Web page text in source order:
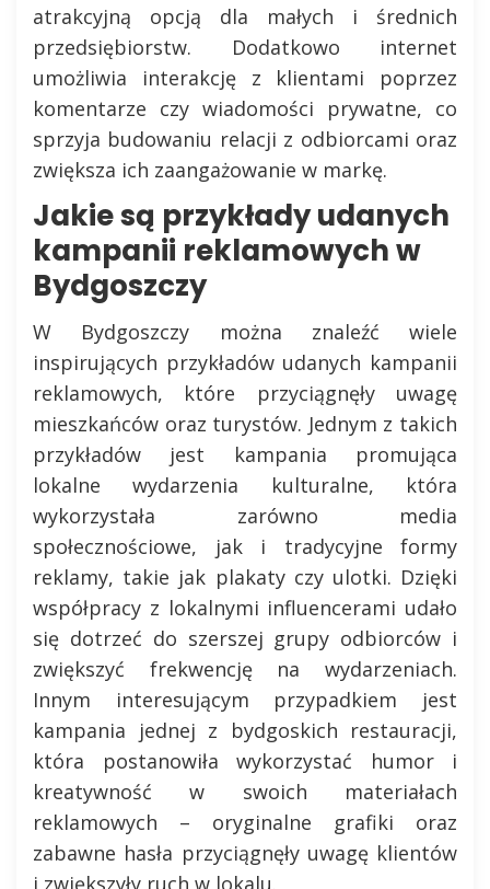
atrakcyjną opcją dla małych i średnich
przedsiębiorstw. Dodatkowo internet
umożliwia interakcję z klientami poprzez
komentarze czy wiadomości prywatne, co
sprzyja budowaniu relacji z odbiorcami oraz
zwiększa ich zaangażowanie w markę.
Jakie są przykłady udanych
kampanii reklamowych w
Bydgoszczy
W Bydgoszczy można znaleźć wiele
inspirujących przykładów udanych kampanii
reklamowych, które przyciągnęły uwagę
mieszkańców oraz turystów. Jednym z takich
przykładów jest kampania promująca
lokalne wydarzenia kulturalne, która
wykorzystała zarówno media
społecznościowe, jak i tradycyjne formy
reklamy, takie jak plakaty czy ulotki. Dzięki
współpracy z lokalnymi influencerami udało
się dotrzeć do szerszej grupy odbiorców i
zwiększyć frekwencję na wydarzeniach.
Innym interesującym przypadkiem jest
kampania jednej z bydgoskich restauracji,
która postanowiła wykorzystać humor i
kreatywność w swoich materiałach
reklamowych – oryginalne grafiki oraz
zabawne hasła przyciągnęły uwagę klientów
i zwiększyły ruch w lokalu.